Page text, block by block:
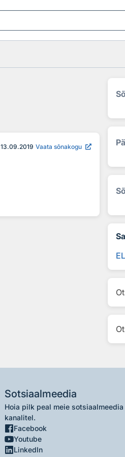
13.09.2019 Vaata sõnakogu
Sotsiaalmeedia
Hoia pilk peal meie sotsiaalmeedia
kanalitel.
Facebook
Youtube
LinkedIn